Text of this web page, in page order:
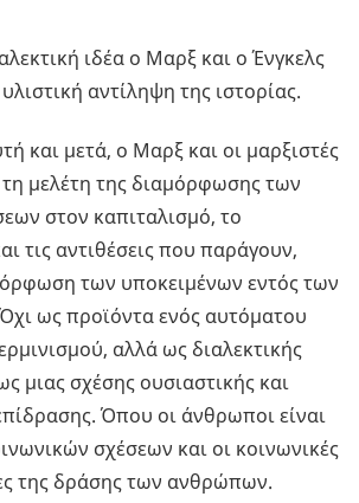
ιδέα ο Μαρξ και ο Ένγκελς
αντίληψη της ιστορίας.
και μετά, ο Μαρξ και οι μαρξιστές
μελέτη της διαμόρφωσης των
στον καπιταλισμό, το
τις αντιθέσεις που παράγουν,
των υποκειμένων εντός των
ως προϊόντα ενός αυτόματου
αλλά ως διαλεκτικής
μιας σχέσης ουσιαστικής και
Όπου οι άνθρωποι είναι
σχέσεων και οι κοινωνικές
της δράσης των ανθρώπων.